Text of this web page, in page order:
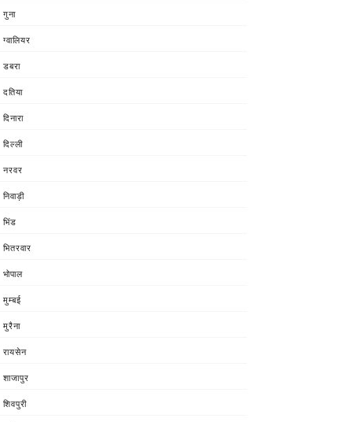
गुना
ग्वालियर
डबरा
दतिया
दिनारा
दिल्ली
नरवर
निवाड़ी
भिंड
भितरवार
भोपाल
मुम्बई
मुरैना
रायसेन
शाजापुर
शिवपुरी